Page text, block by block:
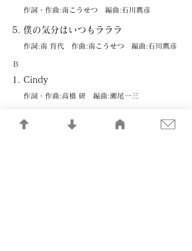
作詞・作曲:南こうせつ 編曲:石川鷹彦
僕の気分はいつもラララ
作詞:南 育代 作曲:南こうせつ 編曲:石川鷹彦
B
Cindy
作詞・作曲:高橋 研 編曲:瀬尾一三